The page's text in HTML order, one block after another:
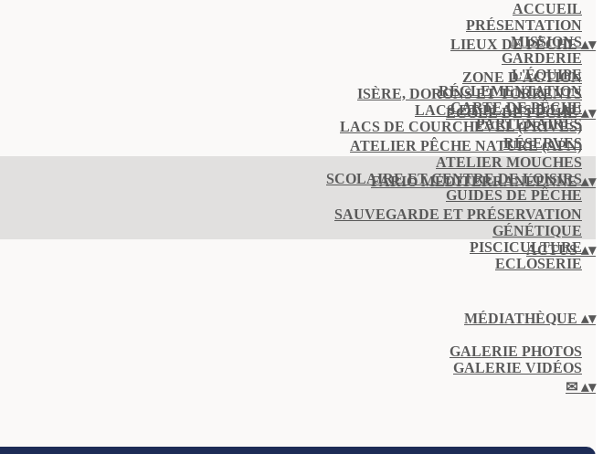
ACCUEIL
PRÉSENTATION
MISSIONS
GARDERIE
L'ÉQUIPE
RÉGLEMENTATION
CARTE DE PÊCHE
PARTENAIRES
LIEUX DE PÊCHE▴▾
ZONE D'ACTION
ISÈRE, DORONS ET TORRENTS
LACS ET PLANS D'EAU
LACS DE COURCHEVEL (PRIVÉS)
RÉSERVES
ECOLE DE PÊCHE▴▾
ATELIER PÊCHE NATURE (APN)
ATELIER MOUCHES
SCOLAIRE ET CENTRE DE LOISIRS
GUIDES DE PÊCHE
FARIO MÉDITERRANÉENNE▴▾
SAUVEGARDE ET PRÉSERVATION
GÉNÉTIQUE
PISCICULTURE
ECLOSERIE
ACTUS▴▾
MÉDIATHÈQUE ▴▾
GALERIE PHOTOS
GALERIE VIDÉOS
✉ ▴▾